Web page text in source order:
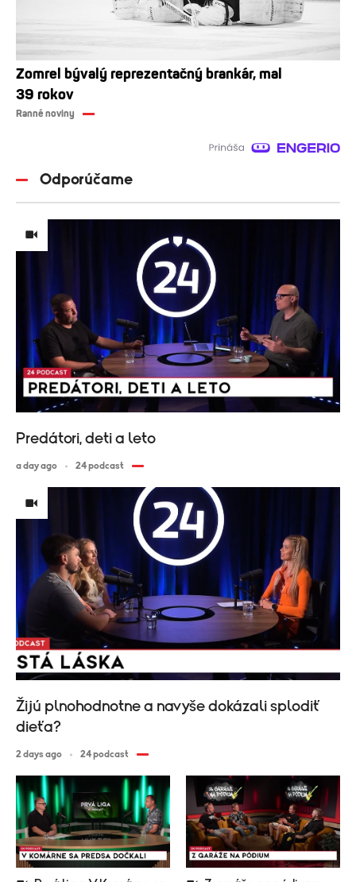
Zomrel bývalý reprezentačný brankár, mal
39 rokov
Ranné noviny
Odporúčame
Predátori, deti a leto
a day ago 24 podcast
Žijú plnohodnotne a navyše dokázali splodiť
dieťa?
2 days ago 24 podcast